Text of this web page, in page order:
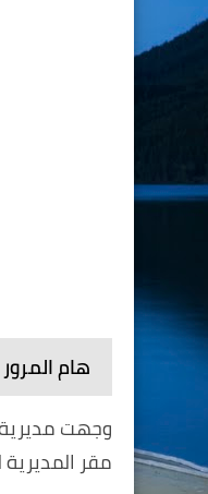
هام المرور
مقر